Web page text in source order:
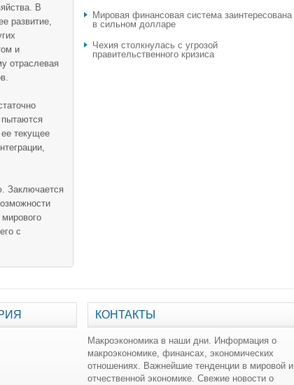
В
развитие,
и
отраслевая
текущее
Заключается
с
Мировая финансовая система заинтересована
в сильном долларе
Чехия столкнулась с угрозой
правительственного кризиса
КОНТАКТЫ
Макроэкономика в наши дни. Информация о
макроэкономике, финансах, экономических
отношениях. Важнейшие тенденции в мировой и
отчественной экономике. Свежие новости о